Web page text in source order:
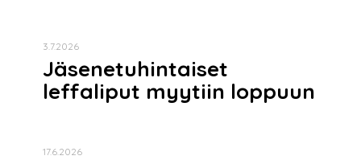
3.7.2026
Jäsenetuhintaiset
leffaliput myytiin loppuun
17.6.2026